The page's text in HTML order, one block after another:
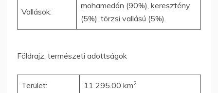
Vallások:
mohamedán (90%), keresztény
(5%), törzsi vallású (5%).
Földrajz, természeti adottságok
Terület: 11 295.00 km2